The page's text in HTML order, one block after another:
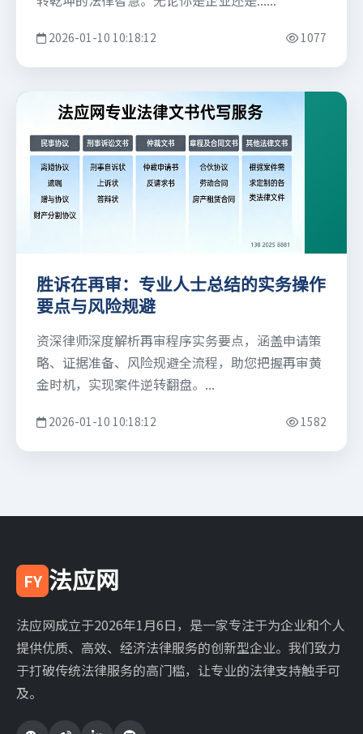
2026-01-10 10:18:12 1077
胜诉在再审：专业人士总结的实务操作
要点与风险规避
资深律师深度解析再审程序实务要点，涵盖申请策
略、证据准备、风险规避全流程，助您把握再审黄
金时机，实现案件逆转翻盘。...
2026-01-10 10:18:12 1582
FY 法应网
法应网成立于2026年1月6日，是一家专注于为企业和个人
提供优质、高效、经济法律服务的创新型企业。我们致力
于打破传统法律服务的高门槛，让专业的法律支持触手可
及。